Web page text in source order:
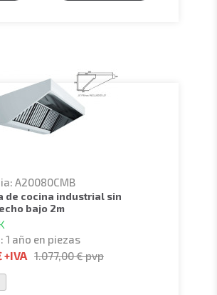
A20080CMB
bajo 2m
1 año en piezas
+IVA 1.077,00 €pvp